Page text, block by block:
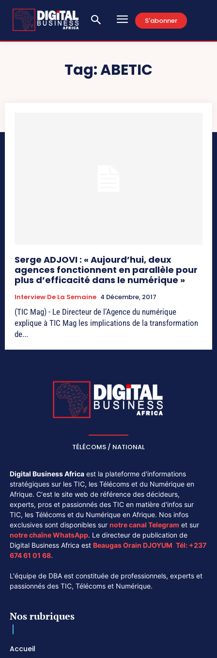
S'abonner
Tag:ABETIC
Serge ADJOVI : « Aujourd’hui, deux
agences fonctionnent en parallèle pour
plus d’efficacité dans le numérique »
Interview De La Semaine 4 Décembre, 2017
(TIC Mag) - Le Directeur de l’Agence du numérique
explique à TIC Mag les implications de la transformation
de...
TÉLÉCOMS / NATIONAL
Digital Business Africa est la plateforme d'informations
stratégiques sur les TIC, les Télécoms et du Numérique en
Afrique. C'est le site web de référence des décideurs,
experts, pros et passionnés des TIC en matière d'infos sur
TIC, les Télécoms et du Numérique en Afrique. Nos infos
exclusives sont disponibles sur notre canal Telegram et sur
notre chaîneWhatsApp. Le directeur de publication de
Digital Business Africa est Beaugas Orain DJOYUM. Tél: +237
674 61 01 68.
L'équipe de DBA est constituée de professionnels, experts et
passionnés des TIC, Télécoms et Numérique.
Nos rubriques
Accueil